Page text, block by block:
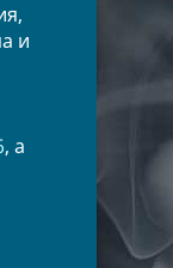
и
, а